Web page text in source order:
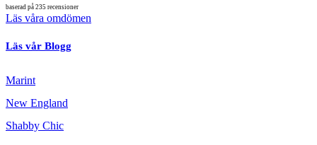
baserad på 235 recensioner
Läs våra omdömen
Läs vår Blogg
Marint
New England
Shabby Chic